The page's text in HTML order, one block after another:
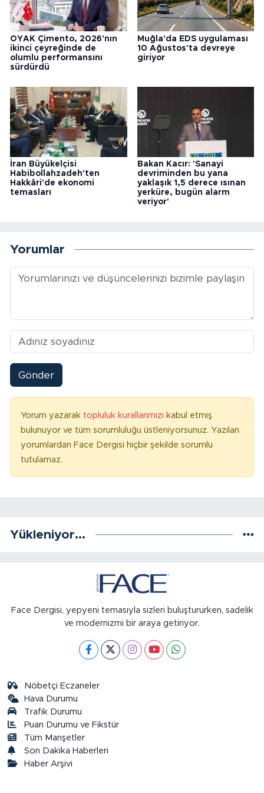
OYAK Çimento, 2026'nın
ikinci çeyreğinde de
olumlu performansını
sürdürdü
Muğla'da EDS uygulaması
10 Ağustos'ta devreye
giriyor
İran Büyükelçisi
Habibollahzadeh'ten
Hakkâri'de ekonomi
temasları
Bakan Kacır: 'Sanayi
devriminden bu yana
yaklaşık 1,5 derece ısınan
yerküre, bugün alarm
veriyor'
Yorumlar
Gönder
Yorum yazarak topluluk kurallarımızı kabul etmiş
bulunuyor ve tüm sorumluluğu üstleniyorsunuz. Yazılan
yorumlardan Face Dergisi hiçbir şekilde sorumlu
tutulamaz.
Yükleniyor...
Face Dergisi, yepyeni temasıyla sizleri buluştururken, sadelik
ve modernizmi bir araya getiriyor.
Nöbetçi Eczaneler
Hava Durumu
Trafik Durumu
Puan Durumu ve Fikstür
Tüm Manşetler
Son Dakika Haberleri
Haber Arşivi